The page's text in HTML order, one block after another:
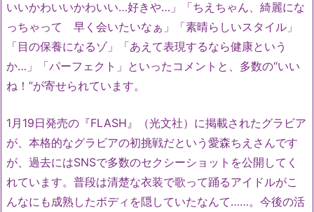
いいかわいいかわいい…好きや…」「ちえちゃん、綺麗にな
っちゃって 早く会いたいなぁ」「素晴らしいスタイル」
「目の保養になるゾ」「あえて表現するなら健康という
か…」「パーフェクト」といったコメントと、多数の“いい
ね！”が寄せられています。
1月19日発売の『FLASH』（光文社）に掲載されたグラビア
が、本格的なグラビアの初挑戦だという愛森ちえさんです
が、過去にはSNSで多数のセクシーショットを公開してく
れています。普段は清楚な衣装で歌って踊るアイドルがこ
んなにも成熟したボディを隠していたなんて……。今後の活